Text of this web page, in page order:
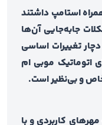
استامپ داشتند
جابه‌جایی آن‌ها
تغییرات اساسی
اتوماتیک موبی ام
از نمونه‌ مهرهای کاربردی و با